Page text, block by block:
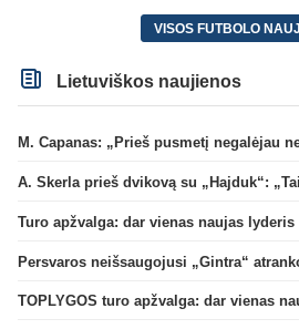
VISOS FUTBOLO
Lietuviškos naujienos
Turo apžvalga: dar vienas naujas lyderis
TOPLYGOS turo apžvalga: dar vienas